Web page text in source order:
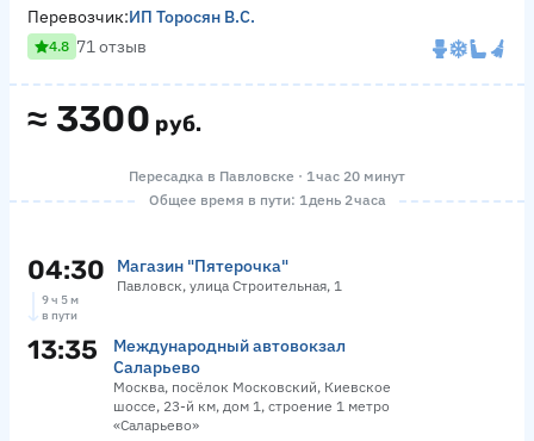
≈ 3300 руб.
Перевозчик:ИП Торосян В.С.
4.8 71 отзыв
Пересадка в Павловске · 1 час 20 минут
Общее время в пути: 1 день 2 часа
04:30 Магазин "Пятерочка"
Павловск, улица Строительная, 1
9 ч 5 м
в пути
13:35
Международный автовокзал
Саларьево
Москва, посёлок Московский, Киевское
шоссе, 23-й км, дом 1, строение 1 метро
«Саларьево»